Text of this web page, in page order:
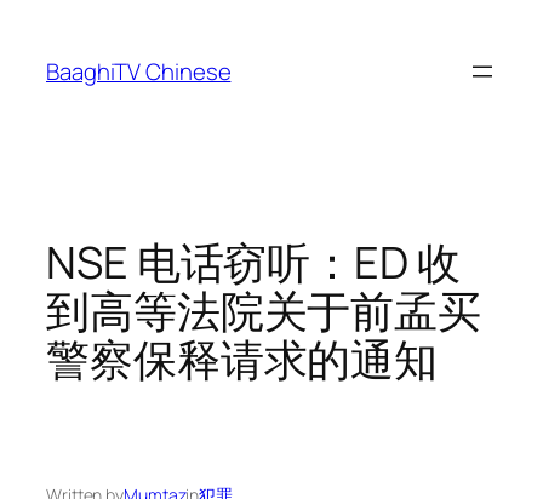
content
BaaghiTV Chinese
NSE 电话窃听：ED 收
到高等法院关于前孟买
警察保释请求的通知
Written byMumtazin犯罪